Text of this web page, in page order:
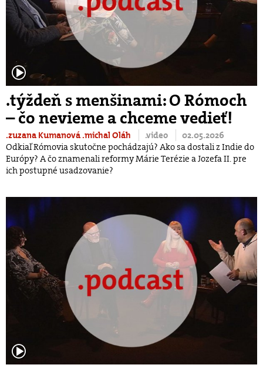
.týždeň s menšinami: O Rómoch
– čo nevieme a chceme vedieť!
.zuzana Kumanová.michal Oláh .video
02.05.2026
Odkiaľ Rómovia skutočne pochádzajú? Ako sa dostali z Indie do
Európy? A čo znamenali reformy Márie Terézie a Jozefa II. pre
ich postupné usadzovanie?